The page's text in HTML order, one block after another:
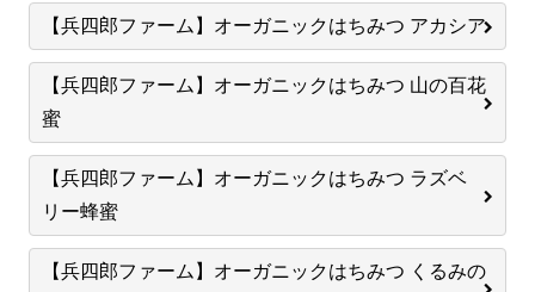
【兵四郎ファーム】オーガニックはちみつ アカシア
【兵四郎ファーム】オーガニックはちみつ 山の百花
蜜
【兵四郎ファーム】オーガニックはちみつ ラズベ
リー蜂蜜
【兵四郎ファーム】オーガニックはちみつ くるみの